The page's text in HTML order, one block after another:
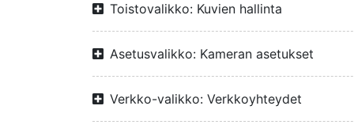
Toistovalikko: Kuvien hallinta
Asetusvalikko: Kameran asetukset
Verkko-valikko: Verkkoyhteydet